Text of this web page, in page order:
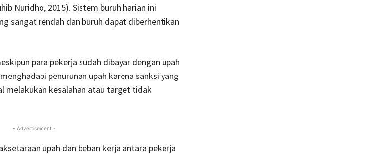
Nuridho, 2015). Sistem buruh harian ini
sangat rendah dan buruh dapat diberhentikan
para pekerja sudah dibayar dengan upah
penurunan upah karena sanksi yang
melakukan kesalahan atau target tidak
- Advertisement -
upah dan beban kerja antara pekerja